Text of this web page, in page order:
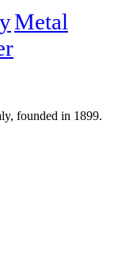
Metal
founded in 1899.